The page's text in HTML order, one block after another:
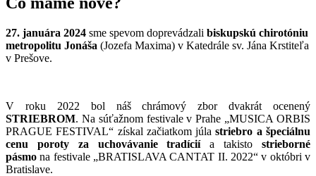
27. januára 2024 sme spevom doprevádzali biskupskú chirotóniu
metropolitu Jonáša (Jozefa Maxima) v Katedrále sv. Jána Krstiteľa
v Prešove.
V roku 2022 bol náš chrámový zbor dvakrát ocenený
STRIEBROM. Na súťažnom festivale v Prahe „MUSICA ORBIS
PRAGUE FESTIVAL“ získal začiatkom júlastriebro a špeciálnu
cenu poroty za uchovávanie tradíciía takistostrieborné
pásmo na festivale „BRATISLAVA CANTAT II. 2022“ v októbri v
Bratislave.